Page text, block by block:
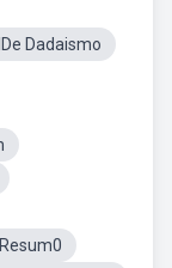
Dadaismo